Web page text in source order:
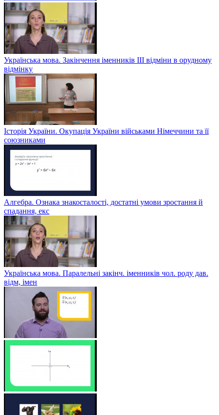
Українська мова. Закінчення іменників ІІІ відміни в орудному
відмінку
Історія України. Окупація України військами Німеччини та її
союзниками
Алгебра. Ознака знакосталості, достатні умови зростання й
спадання, екс
Українська мова. Паралельні закінч. іменників чол. роду дав.
відм, імен